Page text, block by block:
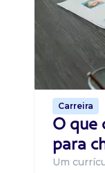
Carreira
O que
para
Um